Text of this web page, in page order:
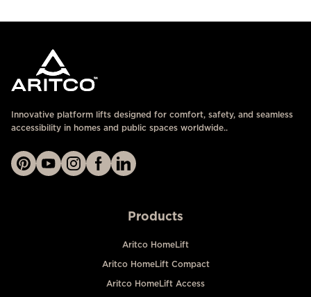
Innovative platform lifts designed for comfort, safety, and seamless
accessibility in homes and public spaces worldwide..
Products
Aritco HomeLift
Aritco HomeLift Compact
Aritco HomeLift Access